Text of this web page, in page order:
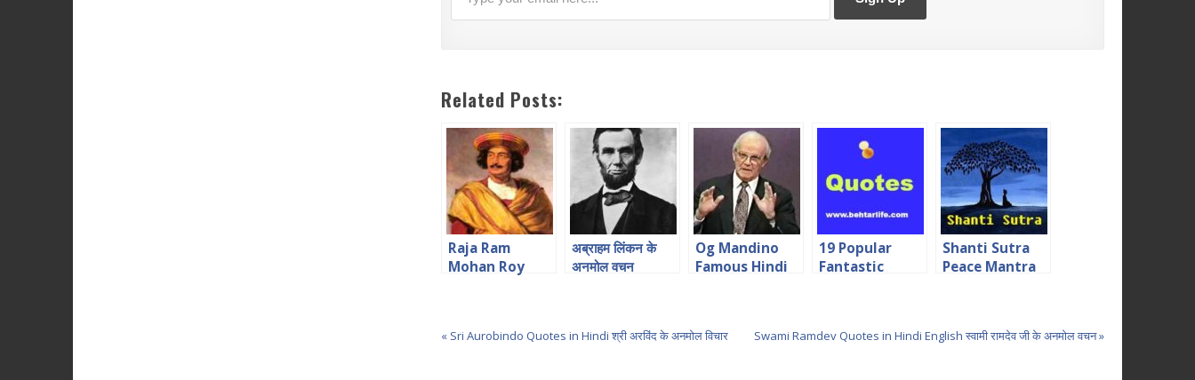
Related Posts:
Raja Ram
Mohan Roy
अब्राहम लिंकन के
अनमोल वचन
Og Mandino
Famous Hindi
19 Popular
Fantastic
Shanti Sutra
Peace Mantra
« Sri Aurobindo Quotes in Hindi श्री अरविंद के अनमोल विचार Swami Ramdev Quotes in Hindi English स्वामी रामदेव जी के अनमोल वचन »